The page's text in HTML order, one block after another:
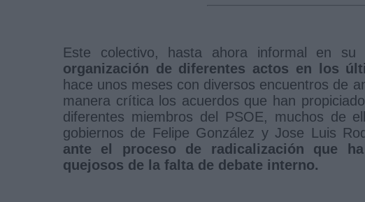
Este colectivo, hasta ahora informal en su
organización de diferentes actos en los
hace unos meses con diversos encuentros de
manera crítica los acuerdos que han
diferentes miembros del PSOE, muchos de
gobiernos de Felipe González y Jose Luis
ante el proceso de radicalización que
quejosos de la falta de debate interno.